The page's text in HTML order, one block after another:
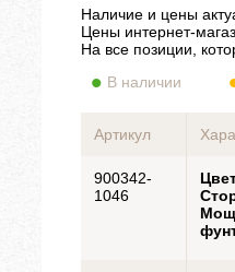
Наличие и цены
Цены интернет-
На все позиции,
В наличии
Артикул
900342-
1046